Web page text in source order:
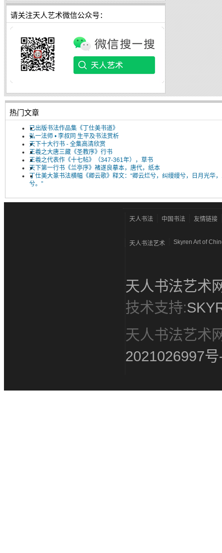
请关注天人艺术微信公众号：
热门文章
已出版书法作品集《丁仕美书道》
弘一法师 • 李叔同 生平及书法赏析
天下十大行书 - 全集高清欣赏
王羲之大唐三藏《圣教序》行书
王羲之代表作《十七帖》（347-361年），草书
天下第一行书《兰亭序》褚遂良摹本，唐代，纸本
丁仕美大篆书法横幅《卿云歌》释文：“卿云烂兮，纠缦缦兮，日月光华
兮。”
天人书法 中国书法 友情链接
天人书法艺术 Skyren Art of
天人书法艺术
技术支持:
天人书法艺术
2021026997